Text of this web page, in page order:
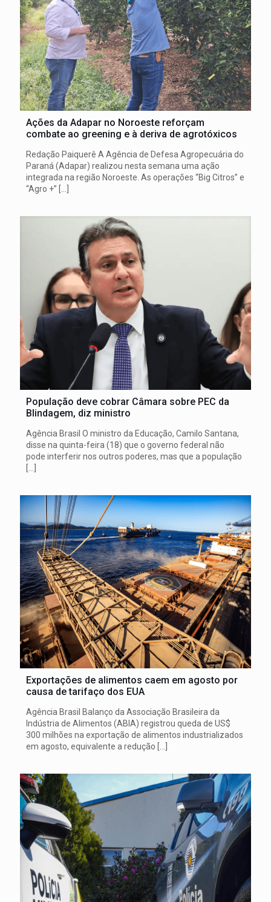
Ações da Adapar no Noroeste reforçam
combate ao greening e à deriva de agrotóxicos
Redação Paiquerê A Agência de Defesa Agropecuária do
Paraná (Adapar) realizou nesta semana uma ação
integrada na região Noroeste. As operações “Big Citros” e
“Agro +”
População deve cobrar Câmara sobre PEC da
Blindagem, diz ministro
Agência Brasil O ministro da Educação, Camilo Santana,
disse na quinta-feira (18) que o governo federal não
pode interferir nos outros poderes, mas que a população
[…]
Exportações de alimentos caem em agosto por
causa de tarifaço dos EUA
Agência Brasil Balanço da Associação Brasileira da
Indústria de Alimentos (ABIA) registrou queda de US$
300 milhões na exportação de alimentos industrializados
em agosto, equivalente a redução